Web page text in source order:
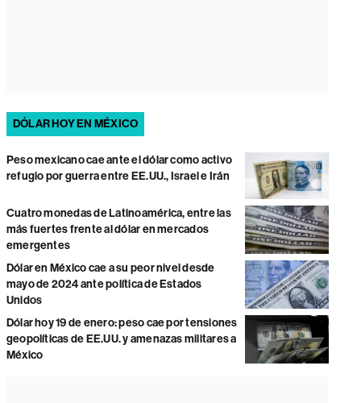
DÓLAR HOY EN MÉXICO
Peso mexicano cae ante el dólar como activo
refugio por guerra entre EE.UU., Israel e Irán
Cuatro monedas de Latinoamérica, entre las
más fuertes frente al dólar en mercados
emergentes
Dólar en México cae a su peor nivel desde
mayo de 2024 ante política de Estados
Unidos
Dólar hoy 19 de enero: peso cae por tensiones
geopolíticas de EE.UU. y amenazas militares a
México